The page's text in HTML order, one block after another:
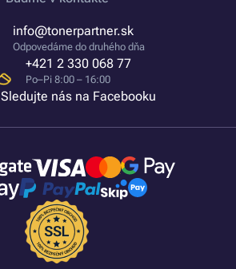
info@tonerpartner.sk
Odpovedáme do druhého dňa
+421 2 330 068 77
Po–Pi 8:00 – 16:00
Sledujte nás na Facebooku